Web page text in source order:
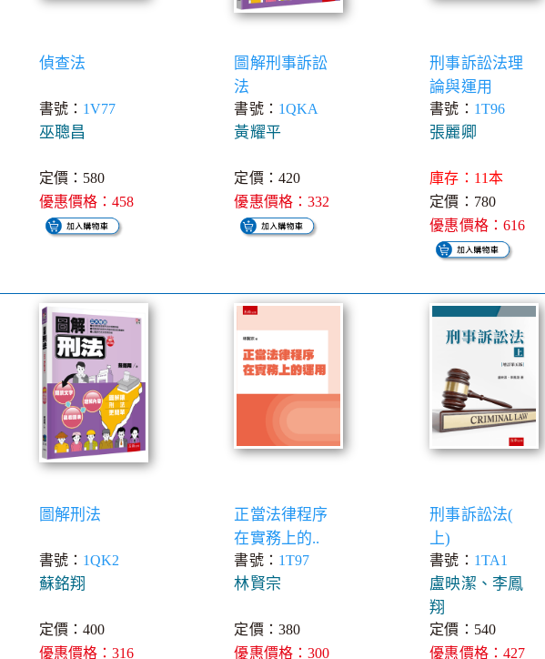
偵查法
書號： 1V77
巫聰昌
定價：580
優惠價格：458
圖解刑事訴訟
法
書號： 1QKA
黃耀平
定價：420
優惠價格：332
刑事訴訟法理
論與運用
書號： 1T96
張麗卿
庫存：11本
定價：780
優惠價格：616
圖解刑法
書號： 1QK2
蘇銘翔
定價：400
優惠價格：316
正當法律程序
在實務上的..
書號： 1T97
林賢宗
定價：380
優惠價格：300
刑事訴訟法(
上)
書號： 1TA1
盧映潔、李鳳
翔
定價：540
優惠價格：427